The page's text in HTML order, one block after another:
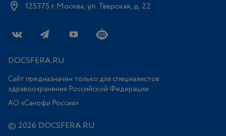
125375 г. Москва, ул. Тверская, д. 22
DOCSFERA.RU
Сайт предназначен только для специалистов
здравоохранения Российской Федерации
АО «Санофи Россия»
© 2026 DOCSFERA.RU